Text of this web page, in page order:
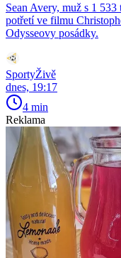
Sean Avery, muž s 1
potřetí ve filmu
Odysseovy posádky.
SportyŽivě
dnes, 19:17
4 min
Reklama